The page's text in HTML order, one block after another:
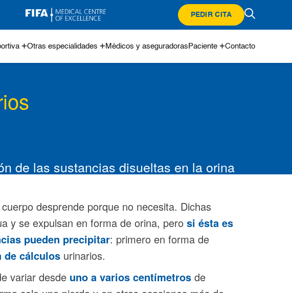
PEDIR CITA
Otras especialidades Médicos y aseguradoras Paciente Contacto
de las sustancias disueltas en la orina
desprende porque no necesita. Dichas
y se expulsan en forma de orina, pero si ésta es
pueden precipitar: primero en forma de
de cálculosurinarios.
variar desdeuno a varios centímetrosde